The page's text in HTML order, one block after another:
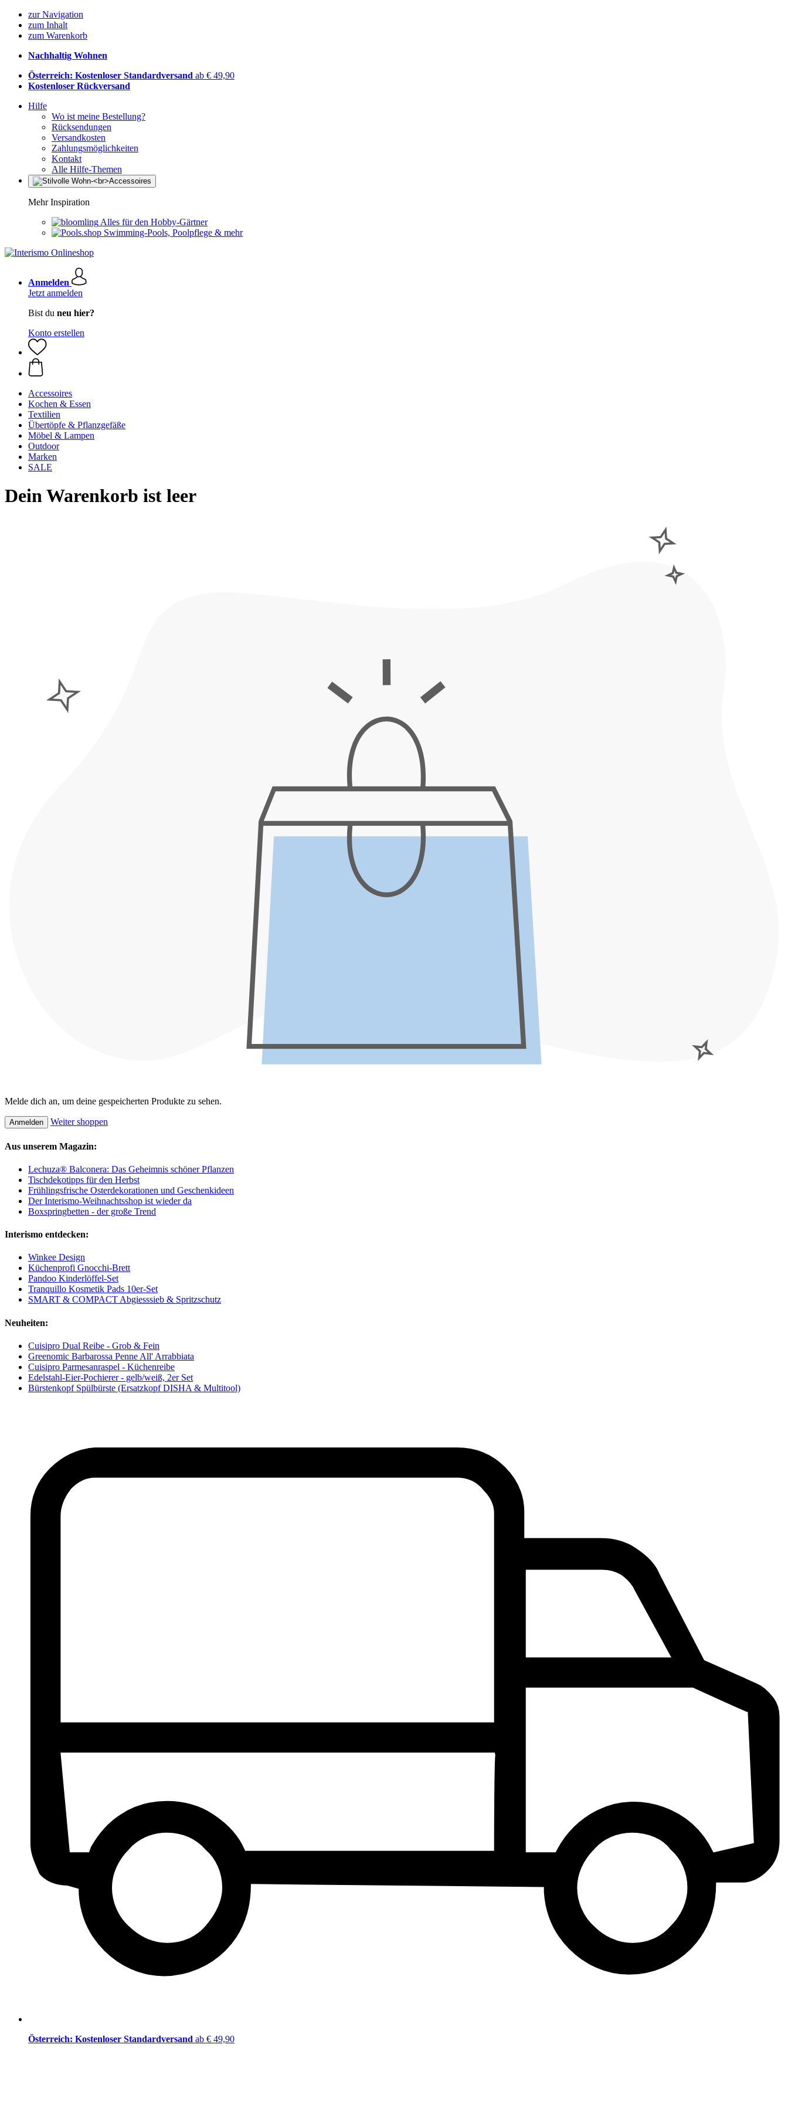
zur Navigation
zum Inhalt
zum Warenkorb
Nachhaltig Wohnen
Österreich: Kostenloser Standardversand ab € 49,90
Kostenloser Rückversand
Hilfe
Wo ist meine Bestellung?
Rücksendungen
Versandkosten
Zahlungsmöglichkeiten
Kontakt
Alle Hilfe-Themen
Mehr Inspiration
Alles für den Hobby-Gärtner
Swimming-Pools, Poolpflege & mehr
Anmelden
Jetzt anmelden
Bist du neu hier?
Konto erstellen
Accessoires
Kochen & Essen
Textilien
Übertöpfe & Pflanzgefäße
Möbel & Lampen
Outdoor
Marken
SALE
Dein Warenkorb ist leer
Melde dich an, um deine gespeicherten Produkte zu sehen.
Anmelden Weiter shoppen
Aus unserem Magazin:
Lechuza® Balconera: Das Geheimnis schöner Pflanzen
Tischdekotipps für den Herbst
Frühlingsfrische Osterdekorationen und Geschenkideen
Der Interismo-Weihnachtsshop ist wieder da
Boxspringbetten - der große Trend
Interismo entdecken:
Winkee Design
Küchenprofi Gnocchi-Brett
Pandoo Kinderlöffel-Set
Tranquillo Kosmetik Pads 10er-Set
SMART & COMPACT Abgiesssieb & Spritzschutz
Neuheiten:
Cuisipro Dual Reibe - Grob & Fein
Greenomic Barbarossa Penne All' Arrabbiata
Cuisipro Parmesanraspel - Küchenreibe
Edelstahl-Eier-Pochierer - gelb/weiß, 2er Set
Bürstenkopf Spülbürste (Ersatzkopf DISHA & Multitool)
Österreich: Kostenloser Standardversand ab € 49,90